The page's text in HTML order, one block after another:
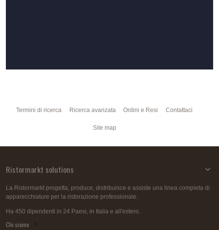
Termini di ricerca Ricerca avanzata Ordini e Resi Contattaci
Site map
Ristormarkt solutions
La Ristormarkt progetta, produce, distribuisce e assiste una linea completa di
apparecchiature per la ristorazione professionale.
Ha 450 dipendenti in 24 Paesi, in Italia e all'estero.
Chi siamo